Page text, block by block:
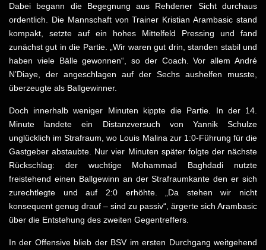
Dabei begann die Begegnung aus Rehdener Sicht durchaus
ordentlich. Die Mannschaft von Trainer Kristian Arambasic stand
kompakt, setzte auf ein hohes Mittelfeld Pressing und fand
zunächst gut in die Partie. „Wir waren gut drin, standen stabil und
haben viele Bälle gewonnen“, so der Coach. Vor allem André
N’Diaye, der angeschlagen auf der Sechs aushelfen musste,
überzeugte als Ballgewinner.
Doch innerhalb weniger Minuten kippte die Partie. In der 14.
Minute landete ein Distanzversuch von Yannik Schulze
unglücklich im Strafraum, wo Louis Malina zur 1:0-Führung für die
Gastgeber abstaubte. Nur vier Minuten später folgte der nächste
Rückschlag: der wuchtige Mohammad Baghdadi nutzte
freistehend einen Ballgewinn an der Strafraumkante den er sich
zurechtlegte und auf 2:0 erhöhte. „Da stehen wir nicht
konsequent genug drauf – sind zu passiv“, ärgerte sich Arambasic
über die Entstehung des zweiten Gegentreffers.
In der Offensive blieb der BSV im ersten Durchgang weitgehend